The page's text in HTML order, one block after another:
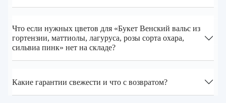
Что если нужных цветов для «Букет Венский вальс из
гортензии, маттиолы, лагуруса, розы сорта охара,
сильвиа пинк» нет на складе?
Какие гарантии свежести и что с возвратом?